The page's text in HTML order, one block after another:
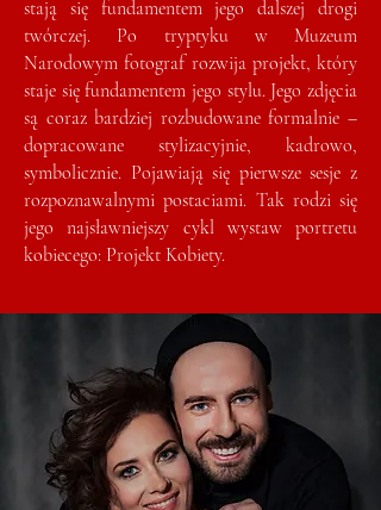
stają się fundamentem jego dalszej drogi
twórczej. Po tryptyku w Muzeum
Narodowym fotograf rozwija projekt, który
staje się fundamentem jego stylu. Jego zdjęcia
są coraz bardziej rozbudowane formalnie –
dopracowane stylizacyjnie, kadrowo,
symbolicznie. Pojawiają się pierwsze sesje z
rozpoznawalnymi postaciami. Tak rodzi się
jego najsławniejszy cykl wystaw portretu
kobiecego: Projekt Kobiety.